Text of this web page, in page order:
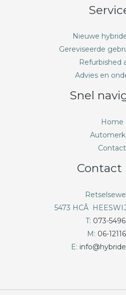
Nieuwe
Gereviseerde
Refurbished
Advies en
Snel
Home
Contact
Contact
5473 HCÂ
T: 073-
M: 06-
E: